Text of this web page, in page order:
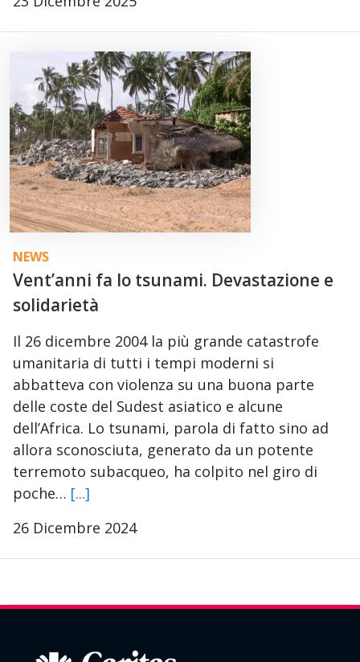
NEWS
Vent’anni fa lo tsunami. Devastazione e
solidarietà
Il 26 dicembre 2004 la più grande catastrofe
umanitaria di tutti i tempi moderni si
abbatteva con violenza su una buona parte
delle coste del Sudest asiatico e alcune
dell’Africa. Lo tsunami, parola di fatto sino ad
allora sconosciuta, generato da un potente
terremoto subacqueo, ha colpito nel giro di
poche… [...]
26 Dicembre 2024